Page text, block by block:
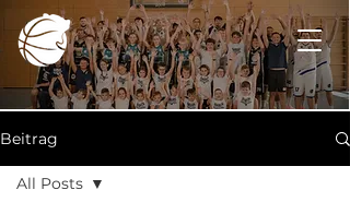
Beitrag
All Posts